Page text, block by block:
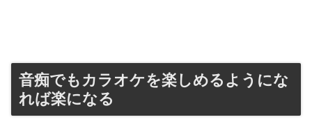
音痴でもカラオケを楽しめるようにな
れば楽になる